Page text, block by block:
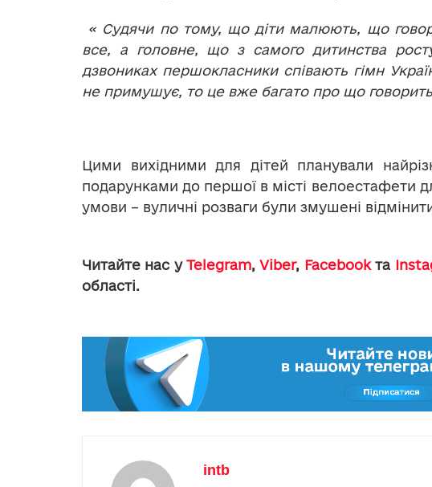
« Судячи по тому, що діти малюють, що
все, а головне, що з самого дитинства
дзвониках першокласники співають гімн
не примушує, то це вже багато про що
Цими вихідними для дітей планували
подарунками до першої в місті велоестафети
умови – вуличні розваги були змушені
Читайте нас уTelegram,Viber, Facebookта
області.
intb